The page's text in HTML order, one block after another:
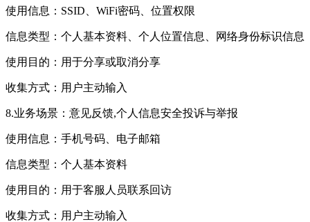
使用信息：SSID、WiFi密码、位置权限
信息类型：个人基本资料、个人位置信息、网络身份标识信息
使用目的：用于分享或取消分享
收集方式：用户主动输入
8.业务场景：意见反馈,个人信息安全投诉与举报
使用信息：手机号码、电子邮箱
信息类型：个人基本资料
使用目的：用于客服人员联系回访
收集方式：用户主动输入